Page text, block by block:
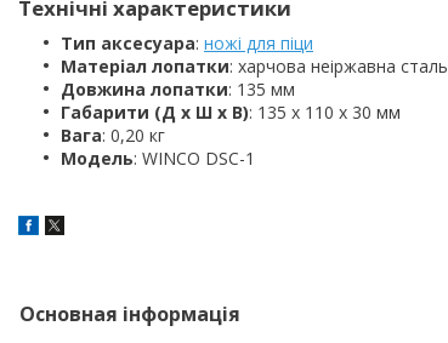
Технічні характеристики
Тип аксесуара: ножі для піци
Матеріал лопатки: харчова неіржавна сталь
Довжина лопатки: 135 мм
Габарити (Д х Ш х В): 135 х 110 х 30 мм
Вага: 0,20 кг
Модель: WINCO DSC-1
Основная інформація